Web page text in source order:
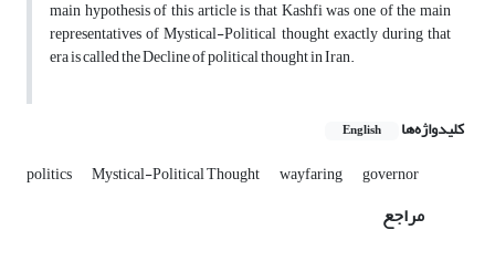
main hypothesis of this article is that Kashfi was one of the main
representatives of Mystical-Political thought exactly during that
era is called the Decline of political thought in Iran.
کلیدواژه‌ها English
politics Mystical-Political Thought wayfaring governor
مراجع